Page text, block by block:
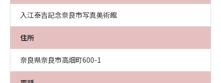
入江泰吉記念奈良市写真美術館
住所
奈良県奈良市高畑町600-1